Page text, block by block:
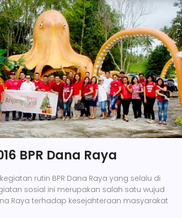
BPR Dana Raya
rutin BPR Dana Raya yang selalu di
sosial ini merupakan salah satu wujud
Raya terhadap kesejahteraan masyarakat